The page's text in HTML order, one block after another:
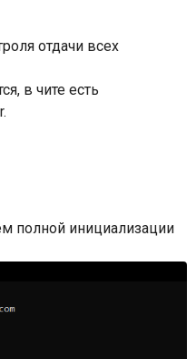
отдачи всех
в чите есть
полной инициализации